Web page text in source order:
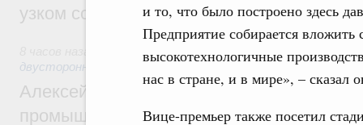
и то, что было построено здесь
Предприятие собирается вложить
высокотехнологичные
нас в стране, и в мире», – сказал
Вице-премьер также посетил
узком составе
двусторонней основе
Алексей Оверчук провёл рабочую
промышленности, недропользования и